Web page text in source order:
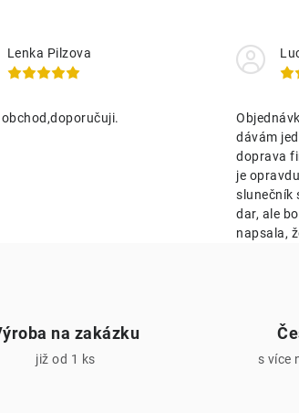
a
c
Lenka Pilzova
obchod,doporučuji.
dávám
doprava
je
slunečník
dar, ale
napsala,
na zakázku
již od 1 ks s více